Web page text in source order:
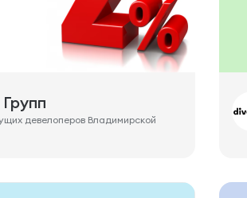
девелоперов Владимирской